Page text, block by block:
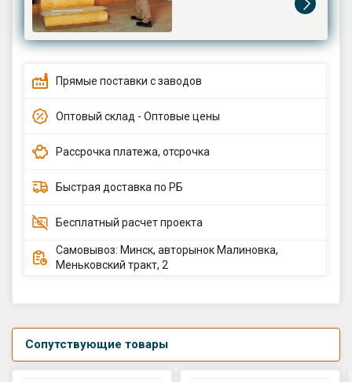
Прямые поставки с заводов
Оптовый склад - Оптовые цены
Рассрочка платежа, отсрочка
Быстрая доставка по РБ
Бесплатный расчет проекта
Самовывоз: Минск, авторынок Малиновка,
Меньковский тракт, 2
Сопутствующие товары